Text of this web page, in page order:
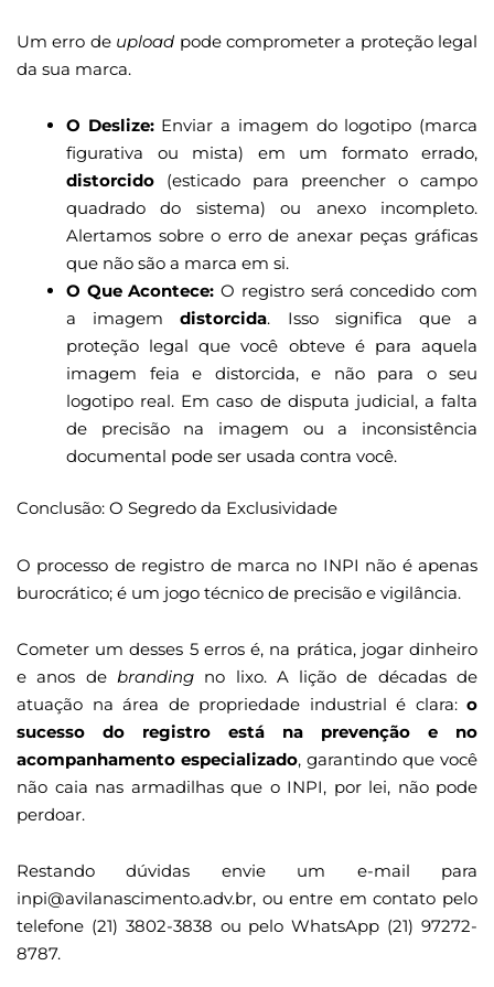
Um erro de upload pode comprometer a proteção legal
da sua marca.
O Deslize:Enviar a imagem do logotipo (marca
figurativa ou mista) em um formato errado,
distorcido (esticado para preencher o campo
quadrado do sistema) ou anexo incompleto.
Alertamos sobre o erro de anexar peças gráficas
que não são a marca em si.
O Que Acontece: O registro será concedido com
a imagemdistorcida. Isso significa que a
proteção legal que você obteve é para aquela
imagem feia e distorcida, e não para o seu
logotipo real. Em caso de disputa judicial, a falta
de precisão na imagem ou a inconsistência
documental pode ser usada contra você.
Conclusão: O Segredo da Exclusividade
O processo de registro de marca no INPI não é apenas
burocrático; é um jogo técnico de precisão e vigilância.
Cometer um desses 5 erros é, na prática, jogar dinheiro
e anos de brandingno lixo. A lição de décadas de
atuação na área de propriedade industrial é clara: o
sucesso do registro está na prevenção e no
acompanhamento especializado, garantindo que você
não caia nas armadilhas que o INPI, por lei, não pode
perdoar.
Restando dúvidas envie um e-mail para
inpi@avilanascimento.adv.br, ou entre em contato pelo
telefone (21) 3802-3838 ou pelo WhatsApp (21) 97272-
8787.